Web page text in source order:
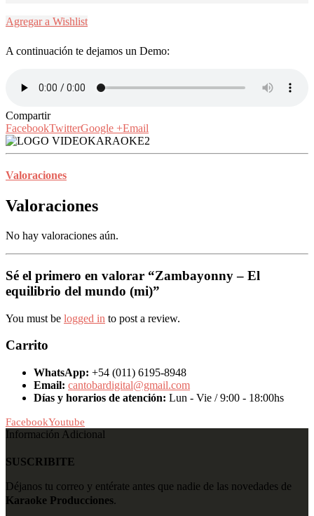
Agregar a Wishlist
A continuación te dejamos un Demo:
Compartir
FacebookTwitterGoogle +Email
Valoraciones
Valoraciones
No hay valoraciones aún.
Sé el primero en valorar “Zambayonny – El
equilibrio del mundo (mi)”
You must be logged in to post a review.
Carrito
WhatsApp: +54 (011) 6195-8948
Email: cantobardigital@gmail.com
Días y horarios de atención: Lun - Vie / 9:00 - 18:00hs
FacebookYoutube
Información Adicional
SUSCRIBITE
Déjanos tu correo y entérate antes que nadie de las novedades de
Karaoke Producciones.